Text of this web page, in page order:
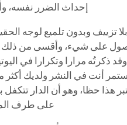
إحداث الضرر نفسه،
تزييف وبدون تلميع لوجه
على شيء، وأقسى من ذلك
ذكرتُه مرارا وتكرارا في
هذا حظا، وهو أن الدار
على طرف